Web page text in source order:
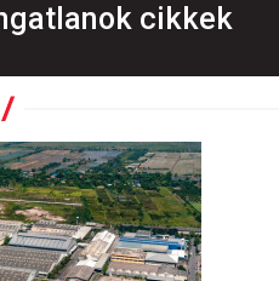
cikkek